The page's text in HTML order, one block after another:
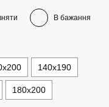
В бажання
140х190
180х200